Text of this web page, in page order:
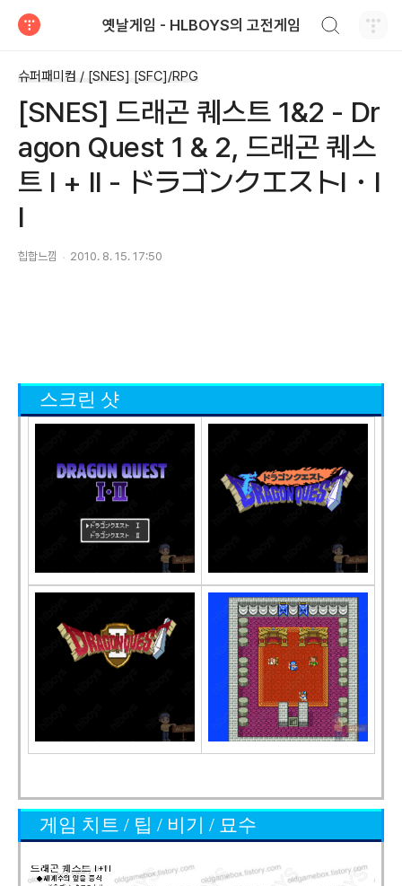
옛날게임 - HLBOYS의 고전게임
슈퍼패미컴 / [SNES] [SFC]/RPG
[SNES] 드래곤 퀘스트 1&2 - Dr
agon Quest 1 & 2, 드래곤 퀘스
트 I + II - ドラゴンクエストI・I
I
힙합느낌 2010. 8. 15. 17:50
스크린 샷
게임 치트 / 팁 / 비기 / 묘수